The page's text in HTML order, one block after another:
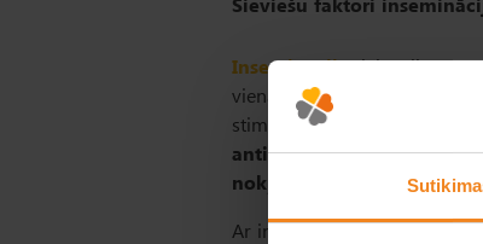
Inseminācijatiek veikta arī
viena procedūras indikācija ir
stimulēt folikulu augšanu.
antivielas pret
nokļūšanu līdz olšūnai.
Ar inseminācijaas palīdzību